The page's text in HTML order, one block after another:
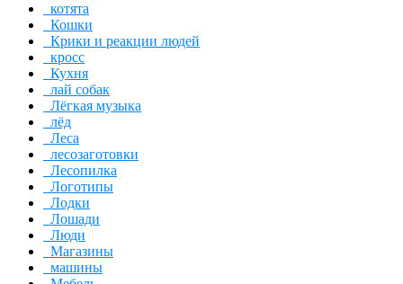
котята
Кошки
Крики и реакции людей
кросс
Кухня
лай собак
Лёгкая музыка
лёд
Леса
лесозаготовки
Лесопилка
Логотипы
Лодки
Лошади
Люди
Магазины
машины